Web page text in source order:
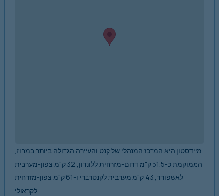
מיידסטון היא המרכז המנהלי של קנט והעיירה הגדולה ביותר במחוז,
הממוקמת כ-51.5 ק"מ דרום-מזרחית ללונדון, 32 ק"מ צפון-מערבית
לאשפורד, 43 ק"מ מערבית לקנטרברי ו-61 ק"מ צפון-מזרחית
לקראולי.